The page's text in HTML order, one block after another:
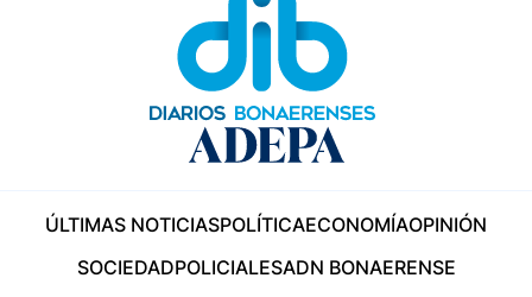
ÚLTIMAS NOTICIASPOLÍTICAECONOMÍAOPINIÓN
SOCIEDADPOLICIALESADN BONAERENSE